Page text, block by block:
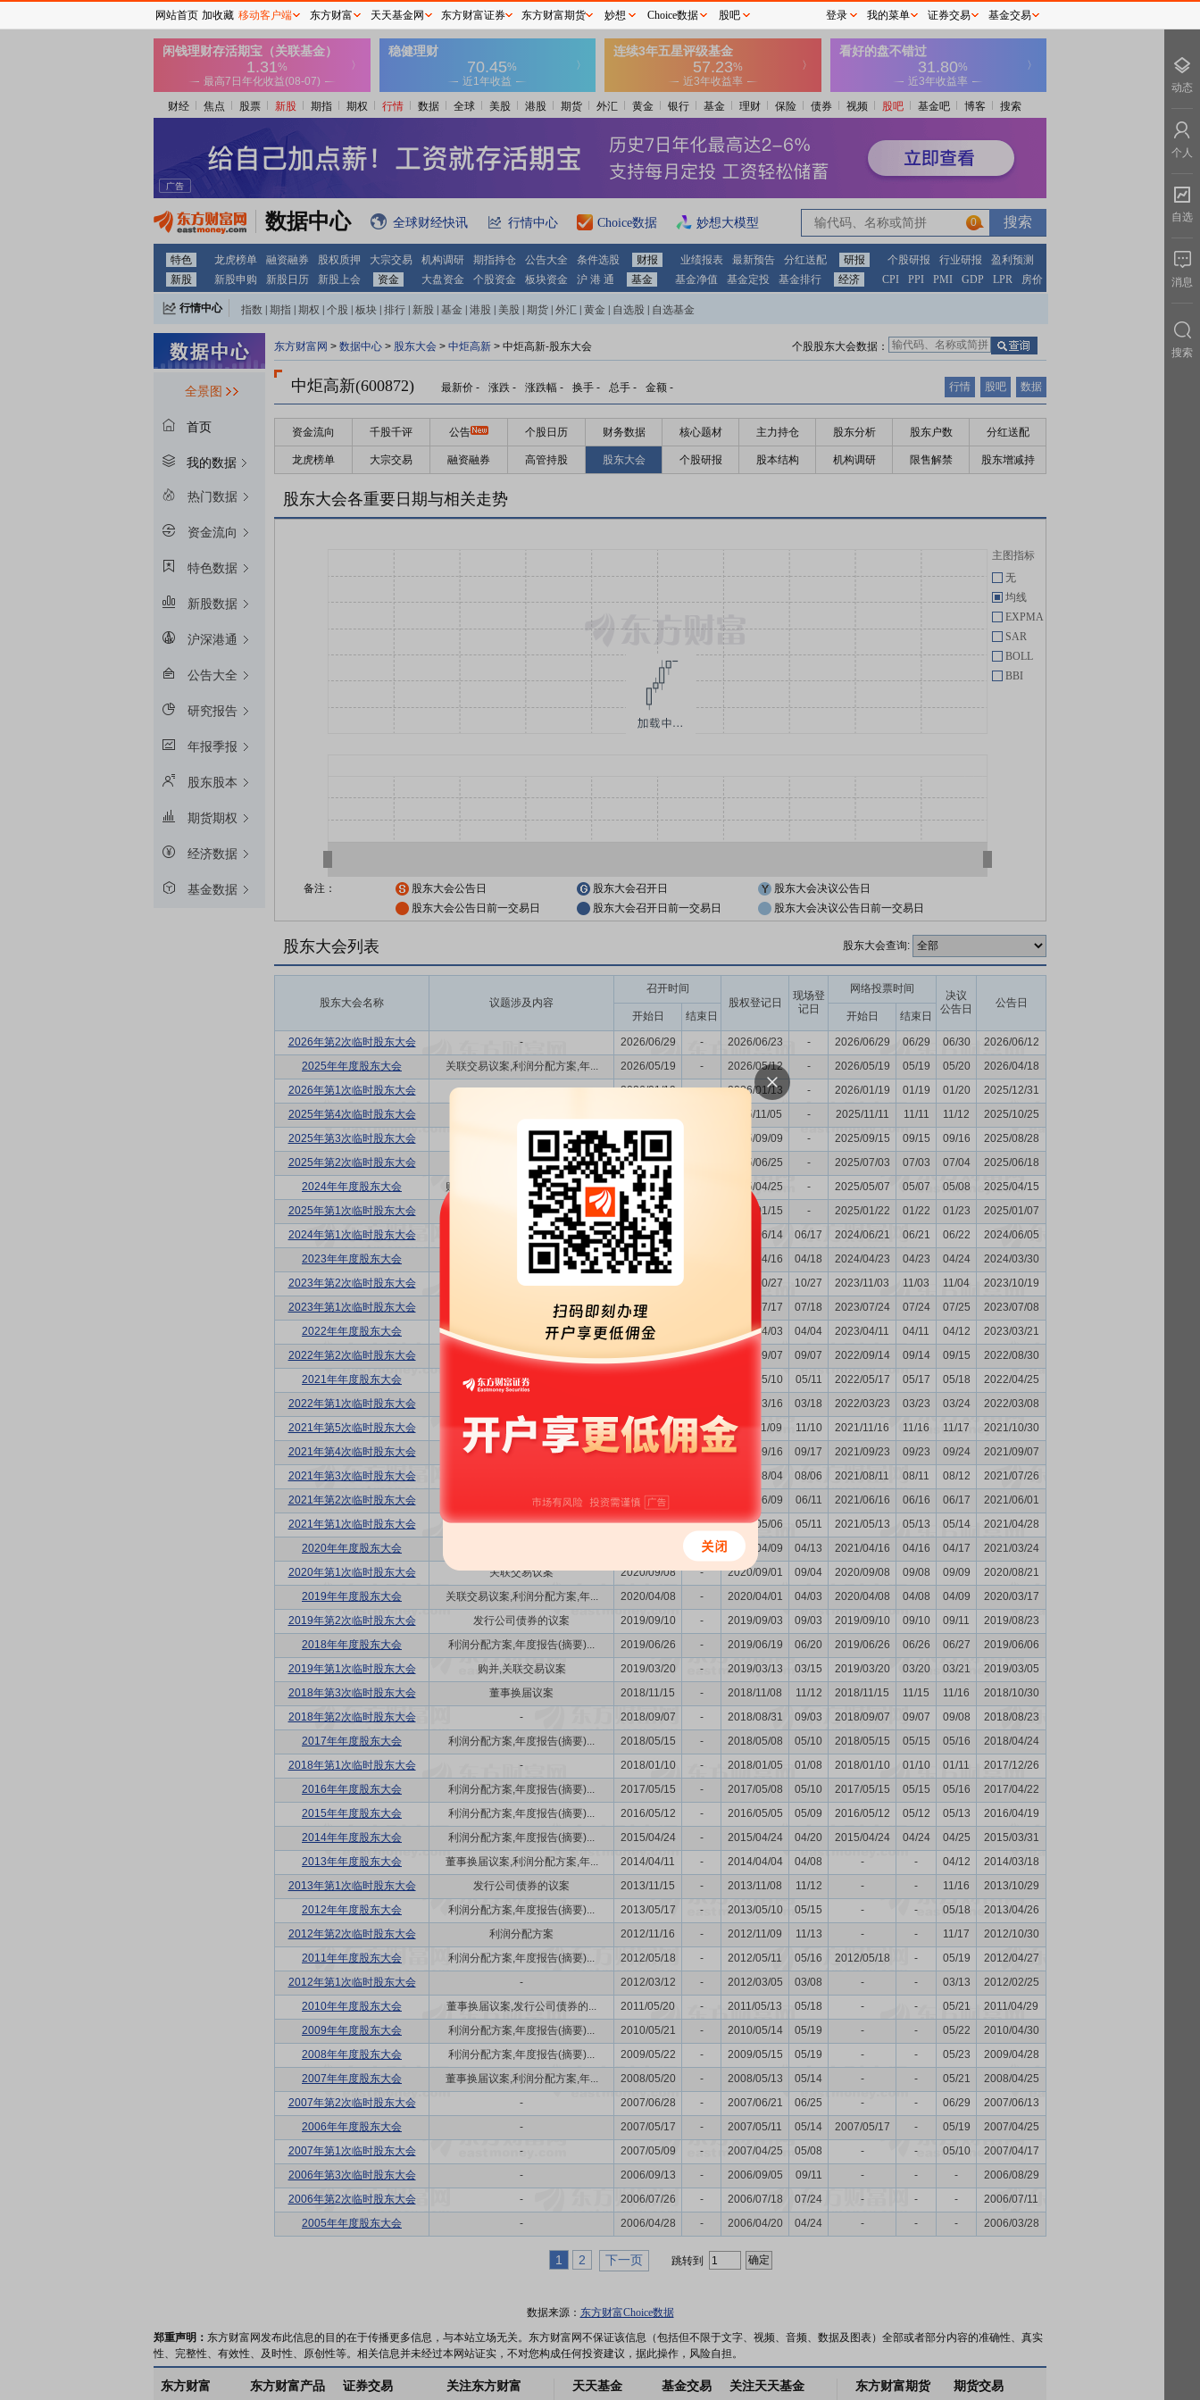
财经 焦点 股票 新股 期指 期权 行情 数据 全球 美股 港股 期货 外汇 黄金 银行 基金 理财 保险 债券 视频 股吧 基金吧 博客 搜索
数据中心 全球财经快讯 行情中心 Choice数据 妙想大模型 0
特色 龙虎榜单 融资融券 股权质押 大宗交易 机构调研 期指持仓 公告大全 条件选股 财报 业绩报表 最新预告 分红送配 研报 个股研报 行业研报
盈利预测
新股
新股申购 新股日历 新股上会 资金 大盘资金 个股资金 板块资金 沪 港 通 基金 基金净值 基金定投 基金排行 经济 CPI PPI PMI GDP LPR 房价
行情中心 指数 期指 期权 个股 板块 排行 新股 基金 港股 美股 期货 外汇 黄金 自选股 自选基金
全景图
首页
我的数据
热门数据
资金流向
特色数据
新股数据
沪深港通
公告大全
研究报告
年报季报
股东股本
期货期权
经济数据
基金数据
东方财富网 > 数据中心 > 股东大会 > 中炬高新 > 中炬高新-股东大会 个股股东大会数据：
中炬高新(600872) 最新价 - 涨跌 - 涨跌幅 - 换手 - 总手 - 金额 - 行情 股吧 数据
资金流向 千股千评 公告 个股日历 财务数据 核心题材 主力持仓 股东分析 股东户数 分红送配
龙虎榜单 大宗交易 融资融券 高管持股 股东大会 个股研报 股本结构 机构调研 限售解禁 股东增减持
股东大会各重要日期与相关走势
主图指标
无
均线
EXPMA
SAR
BOLL
BBI
备注： 股东大会公告日 股东大会召开日
股东大会决议公告日
股东大会公告日前一交易日
股东大会召开日前一交易日 股东大会决议公告日前一交易日
股东大会列表 股东大会查询:
股东大会名称 议题涉及内容
召开时间
股权登记日
现场登
记日
网络投票时间
决议
公告日
公告日
开始日
结束日 开始日 结束日
2026年第2次临时股东大会 - 2026/06/29 - 2026/06/23 - 2026/06/29 06/29 06/30
2026/06/12
2025年年度股东大会
关联交易议案,利润分配方案,年... 2026/05/19 - 2026/05/12 - 2026/05/19 05/19 05/20
2026/04/18
2026年第1次临时股东大会
- 2026/01/19 - 2026/01/13 - 2026/01/19 01/19 01/20
2025/12/31
2025年第4次临时股东大会
2025/11/05 - 2025/11/11 11/11 11/12
2025/10/25
2025年第3次临时股东大会
2025/09/15 2025/09/09 - 2025/09/15 09/15 09/16
2025/08/28
2025年第2次临时股东大会
董事换届议案 2025/07/03 2025/06/25 - 2025/07/03 07/03 07/04
2025/06/18
2024年年度股东大会
购并,关联交易议案,利润分配方... 2025/05/07 2025/04/25 - 2025/05/07 05/07 05/08
2025/04/15
2025年第1次临时股东大会
2025/01/22 2025/01/15 - 2025/01/22 01/22 01/23
2025/01/07
2024年第1次临时股东大会
2024/06/21 2024/06/14 06/17 2024/06/21 06/21 06/22
2024/06/05
2023年年度股东大会
关联交易议案,利润分配方案,年... 2024/04/23 2024/04/16 04/18 2024/04/23 04/23 04/24
2024/03/30
2023年第2次临时股东大会
- 2023/11/03 2023/10/27 10/27 2023/11/03 11/03 11/04
2023/10/19
2023年第1次临时股东大会
2023/07/24 2023/07/17 07/18 2023/07/24 07/24 07/25
2023/07/08
2022年年度股东大会
利润分配方案,年度报告(摘要)... 2023/04/11 2023/04/03 04/04 2023/04/11 04/11 04/12
2023/03/21
2022年第2次临时股东大会
- 2022/09/14 - 2022/09/07 09/07 2022/09/14 09/14 09/15
2022/08/30
2021年年度股东大会
利润分配方案,年度报告(摘要)... 2022/05/10 05/11 2022/05/17 05/17 05/18
2022/04/25
2022年第1次临时股东大会
2022/03/16 03/18 2022/03/23 03/23 03/24
2022/03/08
2021年第5次临时股东大会
- 2021/11/16 - 2021/11/09 11/10 2021/11/16 11/16 11/17
2021/10/30
2021年第4次临时股东大会
2021/09/23 - 2021/09/16 09/17 2021/09/23 09/23 09/24
2021/09/07
2021年第3次临时股东大会
2021/08/04 08/06 2021/08/11 08/11 08/12
2021/07/26
2021年第2次临时股东大会
董事换届议案 2021/06/16 2021/06/09 06/11 2021/06/16 06/16 06/17
2021/06/01
2021年第1次临时股东大会
- 2021/05/13 - 2021/05/06 05/11 2021/05/13 05/13 05/14
2021/04/28
2020年年度股东大会
- 2021/04/09 04/13 2021/04/16 04/16 04/17
2021/03/24
2020年第1次临时股东大会
关联交易议案 2020/09/08 - 2020/09/01 09/04 2020/09/08 09/08 09/09
2020/08/21
2019年年度股东大会
关联交易议案,利润分配方案,年... 2020/04/08 - 2020/04/01 04/03 2020/04/08 04/08 04/09
2020/03/17
2019年第2次临时股东大会
发行公司债券的议案 2019/09/10 - 2019/09/03 09/03 2019/09/10 09/10 09/11
2019/08/23
2018年年度股东大会
利润分配方案,年度报告(摘要)... 2019/06/26 - 2019/06/19 06/20 2019/06/26 06/26 06/27
2019/06/06
2019年第1次临时股东大会
购并,关联交易议案 2019/03/20 - 2019/03/13 03/15 2019/03/20 03/20 03/21
2019/03/05
2018年第3次临时股东大会
董事换届议案 2018/11/15 - 2018/11/08 11/12 2018/11/15 11/15 11/16
2018/10/30
2018年第2次临时股东大会
- 2018/09/07 - 2018/08/31 09/03 2018/09/07 09/07 09/08
2018/08/23
2017年年度股东大会
利润分配方案,年度报告(摘要)... 2018/05/15 - 2018/05/08 05/10 2018/05/15 05/15 05/16
2018/04/24
2018年第1次临时股东大会
- 2018/01/10 - 2018/01/05 01/08 2018/01/10 01/10 01/11
2017/12/26
2016年年度股东大会
利润分配方案,年度报告(摘要)... 2017/05/15 - 2017/05/08 05/10 2017/05/15 05/15 05/16
2017/04/22
2015年年度股东大会
利润分配方案,年度报告(摘要)... 2016/05/12 - 2016/05/05 05/09 2016/05/12 05/12 05/13
2016/04/19
2014年年度股东大会
利润分配方案,年度报告(摘要)... 2015/04/24 - 2015/04/24 04/20 2015/04/24 04/24 04/25
2015/03/31
2013年年度股东大会
董事换届议案,利润分配方案,年... 2014/04/11 - 2014/04/04 04/08 - - 04/12
2014/03/18
2013年第1次临时股东大会
发行公司债券的议案 2013/11/15 - 2013/11/08 11/12 - - 11/16
2013/10/29
2012年年度股东大会
利润分配方案,年度报告(摘要)... 2013/05/17 - 2013/05/10 05/15 - - 05/18
2013/04/26
2012年第2次临时股东大会
利润分配方案 2012/11/16 - 2012/11/09 11/13 - - 11/17
2012/10/30
2011年年度股东大会
利润分配方案,年度报告(摘要)... 2012/05/18 - 2012/05/11 05/16 2012/05/18 - 05/19
2012/04/27
2012年第1次临时股东大会
- 2012/03/12 - 2012/03/05 03/08 - - 03/13
2012/02/25
2010年年度股东大会
董事换届议案,发行公司债券的... 2011/05/20 - 2011/05/13 05/18 - - 05/21
2011/04/29
2009年年度股东大会
利润分配方案,年度报告(摘要)... 2010/05/21 - 2010/05/14 05/19 - - 05/22
2010/04/30
2008年年度股东大会
利润分配方案,年度报告(摘要)... 2009/05/22 - 2009/05/15 05/19 - - 05/23
2009/04/28
2007年年度股东大会
董事换届议案,利润分配方案,年... 2008/05/20 - 2008/05/13 05/14 - - 05/21
2008/04/25
2007年第2次临时股东大会
- 2007/06/28 - 2007/06/21 06/25 - - 06/29
2007/06/13
2006年年度股东大会
- 2007/05/17 - 2007/05/11 05/14 2007/05/17 - 05/19
2007/04/25
2007年第1次临时股东大会
- 2007/05/09 - 2007/04/25 05/08 - - 05/10
2007/04/17
2006年第3次临时股东大会
- 2006/09/13 - 2006/09/05 09/11 - - -
2006/08/29
2006年第2次临时股东大会
- 2006/07/26 - 2006/07/18 07/24 - - -
2006/07/11
2005年年度股东大会
- 2006/04/28 - 2006/04/20 04/24 - - - 2006/03/28
1 2 下一页 跳转到
数据来源： 东方财富Choice数据
郑重声明： 东方财富网发布此信息的目的在于传播更多信息，与本站立场无关。东方财富网不保证该信息（包括但不限于文字、视频、音频、数据及图表）全部或者部分内容的准确性、真实
性、完整性、有效性、及时性、原创性等。相关信息并未经过本网站证实，不对您构成任何投资建议，据此操作，风险自担。
东方财富 东方财富产品 证券交易 关注东方财富 天天基金 基金交易 关注天天基金 东方财富期货 期货交易
网站首页 加收藏 移动客户端 东方财富 天天基金网 东方财富证券 东方财富期货 妙想 Choice数据 股吧 登录 我的菜单 证券交易 基金交易
动态
个人
自选
消息
搜索